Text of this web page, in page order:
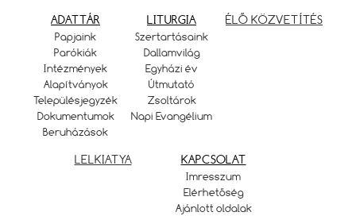
ADATTÁR
Papjaink
Parókiák
Intézmények
Alapítványok
Településjegyzék
Dokumentumok
Beruházások
LITURGIA
Szertartásaink
Dallamvilág
Egyházi év
Útmutató
Zsoltárok
Napi Evangélium
ÉLŐ KÖZVETÍTÉS
LELKIATYA KAPCSOLAT
Imresszum
Elérhetőség
Ajánlott oldalak